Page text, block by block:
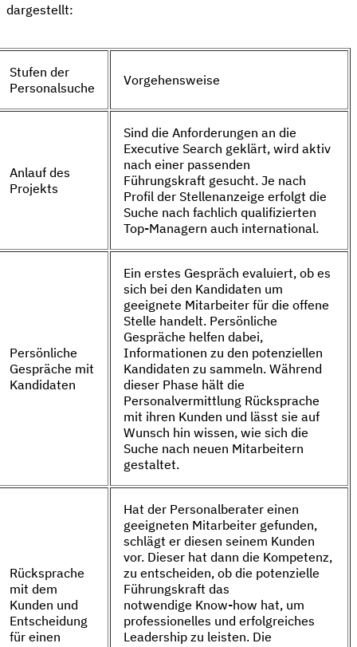
dargestellt:
Stufen der
Personalsuche
Vorgehensweise
Anlauf des
Projekts
Sind die Anforderungen an die
Executive Search geklärt, wird aktiv
nach einer passenden
Führungskraft gesucht. Je nach
Profil der Stellenanzeige erfolgt die
Suche nach fachlich qualifizierten
Top-Managern auch international.
Persönliche
Gespräche mit
Kandidaten
Ein erstes Gespräch evaluiert, ob es
sich bei den Kandidaten um
geeignete Mitarbeiter für die offene
Stelle handelt. Persönliche
Gespräche helfen dabei,
Informationen zu den potenziellen
Kandidaten zu sammeln. Während
dieser Phase hält die
Personalvermittlung Rücksprache
mit ihren Kunden und lässt sie auf
Wunsch hin wissen, wie sich die
Suche nach neuen Mitarbeitern
gestaltet.
Rücksprache
mit dem
Kunden und
Entscheidung
für einen
Hat der Personalberater einen
geeigneten Mitarbeiter gefunden,
schlägt er diesen seinem Kunden
vor. Dieser hat dann die Kompetenz,
zu entscheiden, ob die potenzielle
Führungskraft das
notwendige Know-how hat, um
professionelles und erfolgreiches
Leadership zu leisten. Die